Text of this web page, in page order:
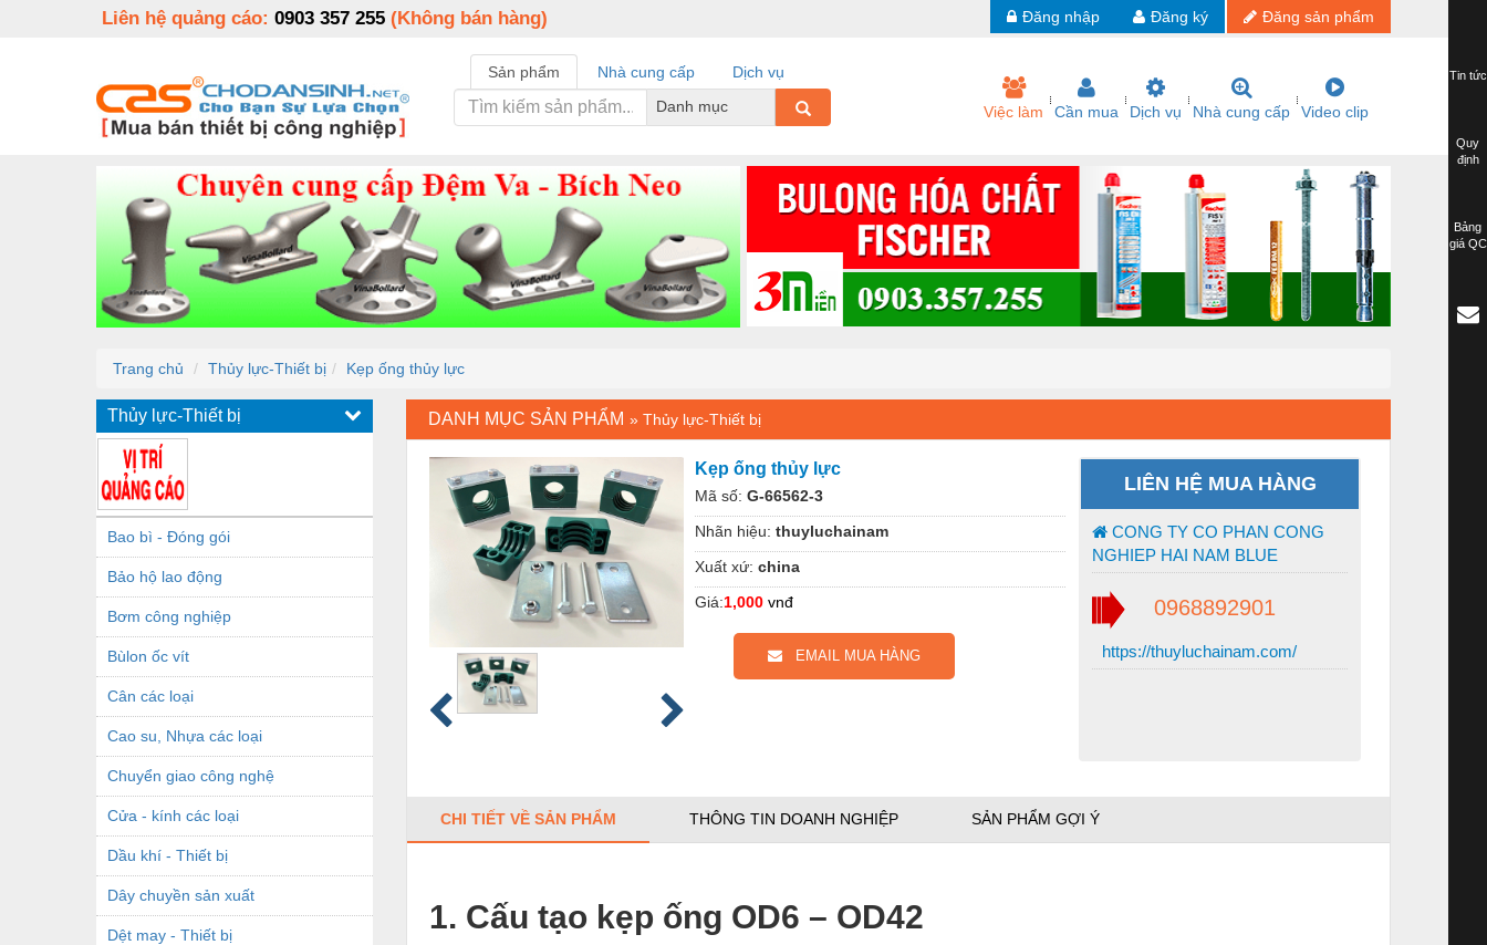
Liên hệ quảng cáo: 0903 357 255 (Không bán hàng) Đăng sản phẩm
Đăng ký
Đăng nhập
Sản phẩm Nhà cung cấp
Dịch vụ
Danh mục
Việc làm Cần mua Dịch vụ Nhà cung cấp Video clip
Trang chủ Thủy lực-Thiết bị Kẹp ống thủy lực
Thủy lực-Thiết bị
Bao bì - Đóng gói
Bảo hộ lao động
Bơm công nghiệp
Bùlon ốc vít
Cân các loại
Cao su, Nhựa các loại
Chuyển giao công nghệ
Cửa - kính các loại
Dầu khí - Thiết bị
Dây chuyền sản xuất
Dệt may - Thiết bị
DANH MỤC SẢN PHẨM » Thủy lực-Thiết bị
Kẹp ống thủy lực
Mã số: G-66562-3
Nhãn hiệu: thuyluchainam
Xuất xứ: china
Giá:1,000 vnđ
EMAIL MUA HÀNG
LIÊN HỆ MUA HÀNG
CONG TY CO PHAN CONG
NGHIEP HAI NAM BLUE
0968892901
https://thuyluchainam.com/
CHI TIẾT VỀ SẢN PHẨM THÔNG TIN DOANH NGHIỆP SẢN PHẨM GỢI Ý
1. Cấu tạo kẹp ống OD6 – OD42
Tin tức
Quy
định
Bảng
giá QC